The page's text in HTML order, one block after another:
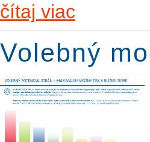
čítaj viac
Volebný